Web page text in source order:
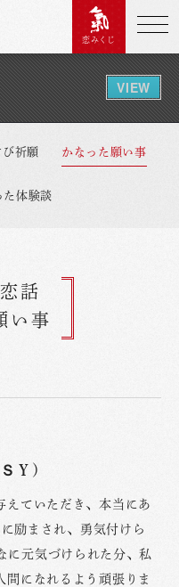
VIEW
恋みくじ
祈願 かなった願い事
た体験談
話
い事
Ｙ)
えていただき、本当にあ
励まされ、勇気付けら
に元気づけられた分、私
間になれるよう頑張りま